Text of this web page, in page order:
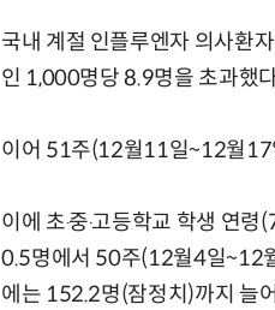
국내 계절 인플루엔자 의사환
인 1,000명당 8.9명을 초과했
이어 51주(12월11일~12월17
이에 초‧중‧고등학교 학생 연
0.5명에서 50주(12월4일~12
에는 152.2명(잠정치)까지 늘